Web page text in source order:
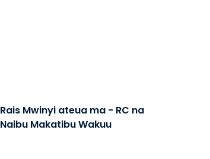
Rais Mwinyi ateua ma - RC na
Naibu Makatibu Wakuu